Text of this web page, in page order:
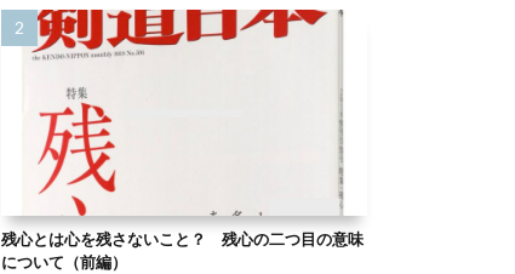
残心とは心を残さないこと？ 残心の二つ目の意味
について（前編）